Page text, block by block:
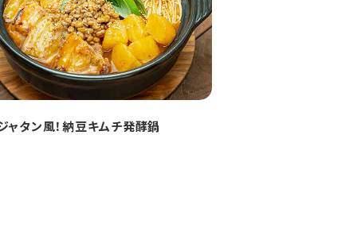
ャタン風！納豆キムチ発酵鍋